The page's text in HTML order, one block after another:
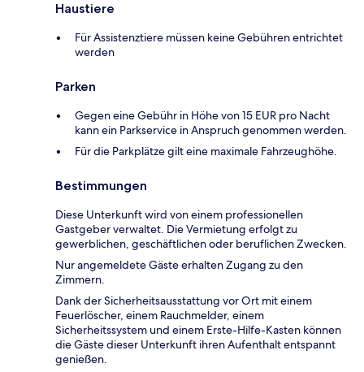
Haustiere
Für Assistenztiere müssen keine Gebühren entrichtet
werden
Parken
Gegen eine Gebühr in Höhe von 15 EUR pro Nacht
kann ein Parkservice in Anspruch genommen werden.
Für die Parkplätze gilt eine maximale Fahrzeughöhe.
Bestimmungen
Diese Unterkunft wird von einem professionellen
Gastgeber verwaltet. Die Vermietung erfolgt zu
gewerblichen, geschäftlichen oder beruflichen Zwecken.
Nur angemeldete Gäste erhalten Zugang zu den
Zimmern.
Dank der Sicherheitsausstattung vor Ort mit einem
Feuerlöscher, einem Rauchmelder, einem
Sicherheitssystem und einem Erste-Hilfe-Kasten können
die Gäste dieser Unterkunft ihren Aufenthalt entspannt
genießen.